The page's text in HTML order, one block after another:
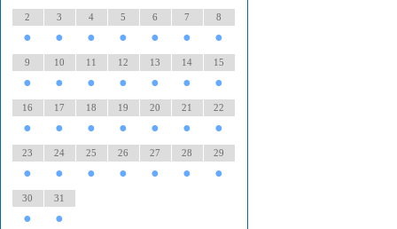
2
●
3
●
4
●
5
●
6
●
7
●
8
●
9
●
10
●
11
●
12
●
13
●
14
●
15
●
16
●
17
●
18
●
19
●
20
●
21
●
22
●
23
●
24
●
25
●
26
●
27
●
28
●
29
●
30
●
31
●